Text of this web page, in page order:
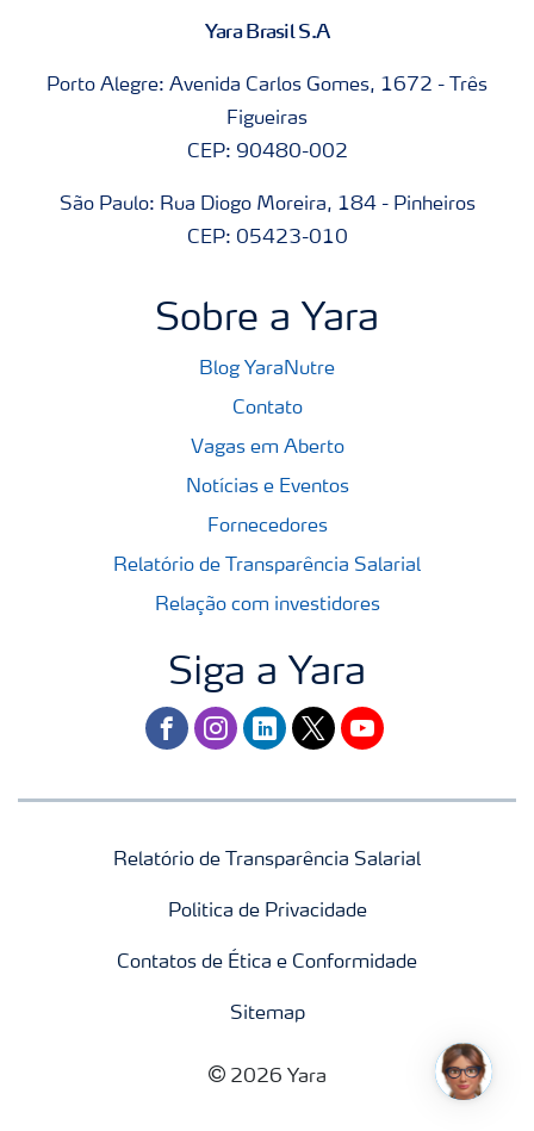
Yara Brasil S.A
Porto Alegre: Avenida Carlos Gomes, 1672 - Três
Figueiras
CEP: 90480-002
São Paulo: Rua Diogo Moreira, 184 - Pinheiros
CEP: 05423-010
Sobre a Yara
Blog YaraNutre
Contato
Vagas em Aberto
Notícias e Eventos
Fornecedores
Relatório de Transparência Salarial
Relação com investidores
Siga a Yara
facebookinstagram
linkedintwitteryoutube
Relatório de Transparência Salarial
Politica de Privacidade
Contatos de Ética e Conformidade
Sitemap
2026 Yara